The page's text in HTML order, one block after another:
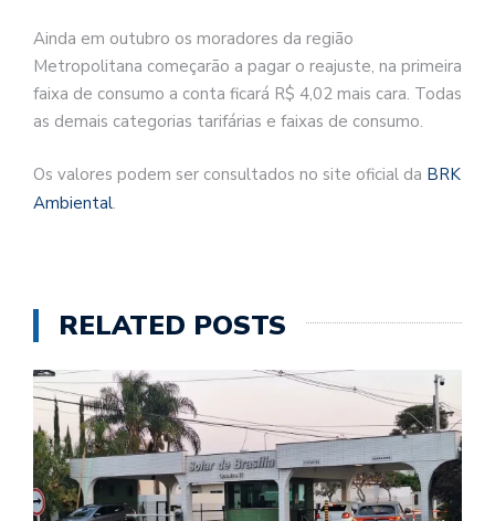
Ainda em outubro os moradores da região
Metropolitana começarão a pagar o reajuste, na primeira
faixa de consumo a conta ficará R$ 4,02 mais cara. Todas
as demais categorias tarifárias e faixas de consumo.
Os valores podem ser consultados no site oficial da BRK
Ambiental.
RELATED POSTS